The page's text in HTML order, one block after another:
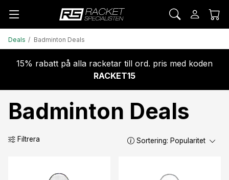
Deals Badminton Deals
15% rabatt på alla racketar till ord. pris med koden
RACKET15
Badminton Deals
Filtrera Sortering: Popularitet